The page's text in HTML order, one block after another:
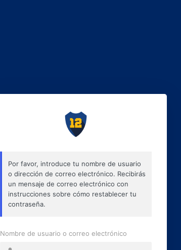
Por favor, introduce tu nombre de usuario
o dirección de correo electrónico. Recibirás
un mensaje de correo electrónico con
instrucciones sobre cómo restablecer tu
contraseña.
Nombre de usuario o correo electrónico